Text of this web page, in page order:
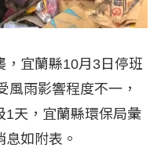
，宜蘭縣10月3日停班
風雨影響程度不一，
1天，宜蘭縣環保局彙
如附表。